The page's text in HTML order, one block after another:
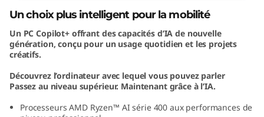
A
M
D
Un choix plus intelligent pour la mobilité
Un PC Copilot+ offrant des capacités d’IA de nouvelle
génération, conçu pour un usage quotidien et les projets
créatifs.
Découvrez l’ordinateur avec lequel vous pouvez parler
Passez au niveau supérieur. Maintenant grâce à l’IA.
Processeurs AMD Ryzen™ AI série 400 aux performances de